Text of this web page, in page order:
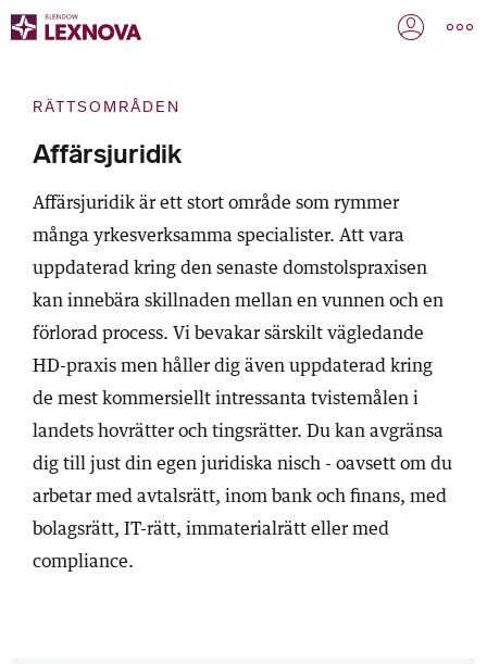
RÄTTSOMRÅDEN
Affärsjuridik
Affärsjuridik är ett stort område som rymmer
många yrkesverksamma specialister. Att vara
uppdaterad kring den senaste domstolspraxisen
kan innebära skillnaden mellan en vunnen och en
förlorad process. Vi bevakar särskilt vägledande
HD-praxis men håller dig även uppdaterad kring
de mest kommersiellt intressanta tvistemålen i
landets hovrätter och tingsrätter. Du kan avgränsa
dig till just din egen juridiska nisch - oavsett om du
arbetar med avtalsrätt, inom bank och finans, med
bolagsrätt, IT-rätt, immaterialrätt eller med
compliance.